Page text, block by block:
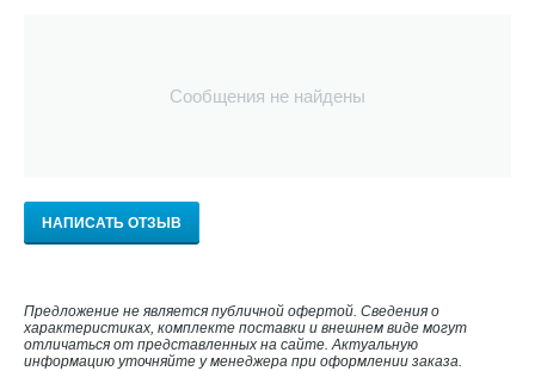
Сообщения не найдены
НАПИСАТЬ ОТЗЫВ
Предложение не является публичной офертой. Сведения о
характеристиках, комплекте поставки и внешнем виде могут
отличаться от представленных на сайте. Актуальную
информацию уточняйте у менеджера при оформлении заказа.